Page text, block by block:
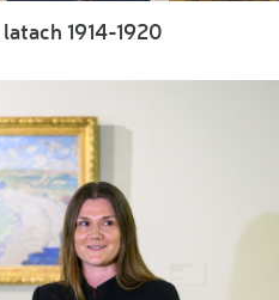
1914-1920